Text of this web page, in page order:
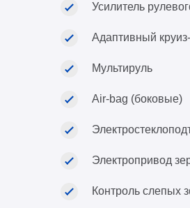
Усилитель
Адаптивный
Мультируль
Air-bag (боковые)
Электропривод
Контроль слепых